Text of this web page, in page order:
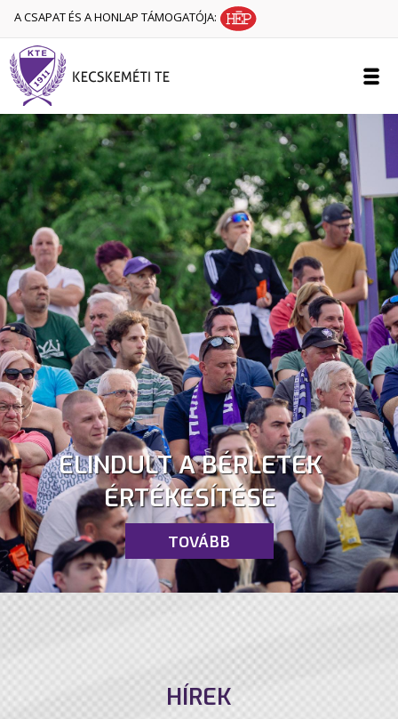
A CSAPAT ÉS A HONLAP TÁMOGATÓJA:
ELINDULT A BÉRLETEK
ÉRTÉKESÍTÉSE
TOVÁBB
HÍREK